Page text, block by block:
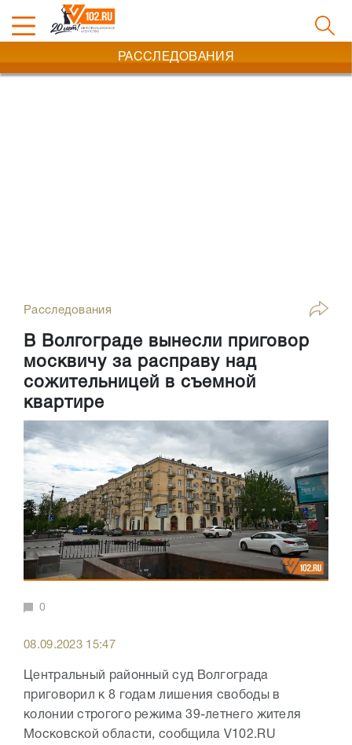
РАССЛЕДОВАНИЯ
Расследования
В Волгограде вынесли приговор
москвичу за расправу над
сожительницей в съемной
квартире
0
08.09.2023 15:47
Центральный районный суд Волгограда
приговорил к 8 годам лишения свободы в
колонии строгого режима 39-летнего жителя
Московской области, сообщила V102.RU